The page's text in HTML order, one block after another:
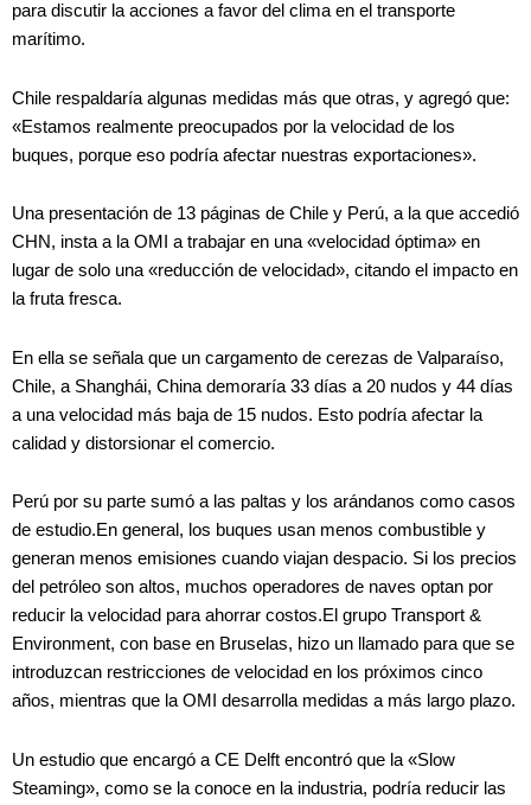
para discutir la acciones a favor del clima en el transporte
marítimo.
Chile respaldaría algunas medidas más que otras, y agregó que:
«Estamos realmente preocupados por la velocidad de los
buques, porque eso podría afectar nuestras exportaciones».
Una presentación de 13 páginas de Chile y Perú, a la que accedió
CHN, insta a la OMI a trabajar en una «velocidad óptima» en
lugar de solo una «reducción de velocidad», citando el impacto en
la fruta fresca.
En ella se señala que un cargamento de cerezas de Valparaíso,
Chile, a Shanghái, China demoraría 33 días a 20 nudos y 44 días
a una velocidad más baja de 15 nudos. Esto podría afectar la
calidad y distorsionar el comercio.
Perú por su parte sumó a las paltas y los arándanos como casos
de estudio.En general, los buques usan menos combustible y
generan menos emisiones cuando viajan despacio. Si los precios
del petróleo son altos, muchos operadores de naves optan por
reducir la velocidad para ahorrar costos.El grupo Transport &
Environment, con base en Bruselas, hizo un llamado para que se
introduzcan restricciones de velocidad en los próximos cinco
años, mientras que la OMI desarrolla medidas a más largo plazo.
Un estudio que encargó a CE Delft encontró que la «Slow
Steaming», como se la conoce en la industria, podría reducir las